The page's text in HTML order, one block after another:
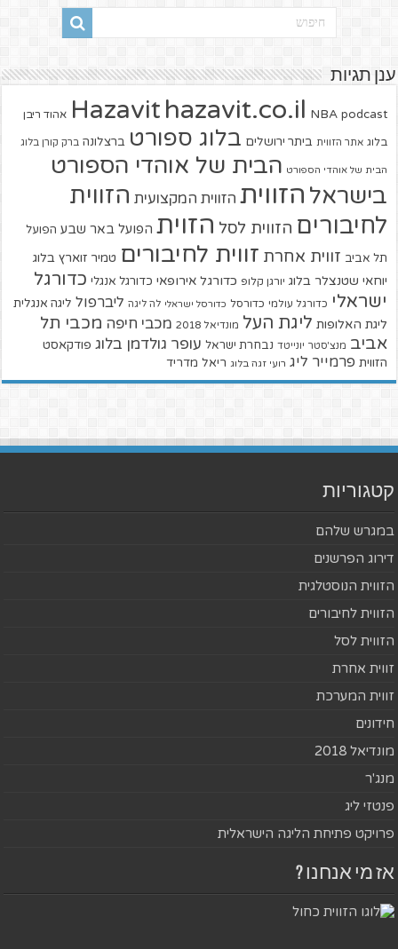
ענן תגיות
Hazavit hazavit.co.il NBA podcast אהוד ריבן
בלוג אתר הזווית ביתר ירושלים בלוג ספורט ברצלונה ברק קורן בלוג
הבית של אוהדי הספורט הבית של אוהדי הספורט
בישראל הזווית הזווית המקצועית הזווית
לחיבורים הזווית לסל הזוית הפועל באר שבע הפועל
תל אביב זווית אחרת זווית לחיבורים טמיר זוארץ בלוג
יוחאי שטנצלר בלוג יורגן קלופ כדורגל אירופאי כדורגל אנגלי כדורגל
ישראלי כדורגל עולמי כדורסל כדורסל ישראלי לה ליגה ליברפול ליגה אנגלית
ליגת האלופות ליגת העל מונדיאל 2018 מכבי חיפה מכבי תל
אביב מנצ'סטר יונייטד נבחרת ישראל עופר גולדמן בלוג פודקאסט
הזווית פרמייר ליג רועי זגה בלוג ריאל מדריד
קטגוריות
במגרש שלהם
דירוג הפרשנים
הזווית הנוסטלגית
הזווית לחיבורים
הזווית לסל
זווית אחרת
זווית המערכת
חידונים
מונדיאל 2018
מנג'ר
פנטזי ליג
פרויקט פתיחת הליגה הישראלית
אז מי אנחנו ?